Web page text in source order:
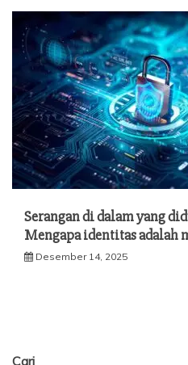
Serangan di dalam yang
Mengapa identitas adalah
Desember 14, 2025
Cari